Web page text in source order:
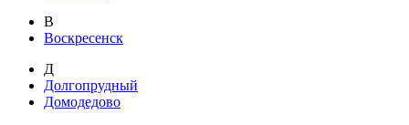
В
Воскресенск
Д
Долгопрудный
Домодедово